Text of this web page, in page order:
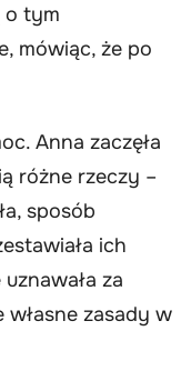
o tym
mówiąc, że po
Anna zaczęła
różne rzeczy –
sposób
ich
za
własne zasady w